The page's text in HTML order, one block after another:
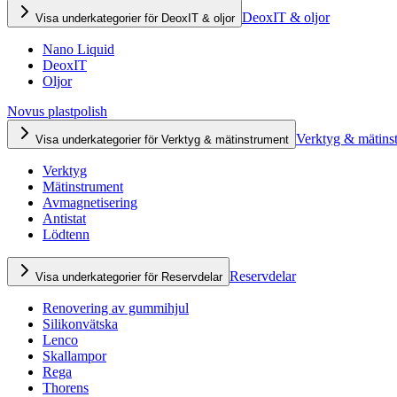
Visa underkategorier för DeoxIT & oljor DeoxIT & oljor
Nano Liquid
DeoxIT
Oljor
Novus plastpolish
Visa underkategorier för Verktyg & mätinstrument Verktyg &
Verktyg
Mätinstrument
Avmagnetisering
Antistat
Lödtenn
Visa underkategorier för Reservdelar Reservdelar
Renovering av gummihjul
Silikonvätska
Lenco
Skallampor
Rega
Thorens